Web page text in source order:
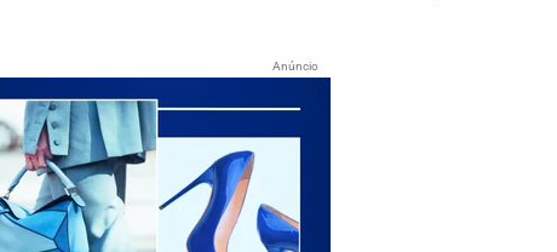
Anúncio